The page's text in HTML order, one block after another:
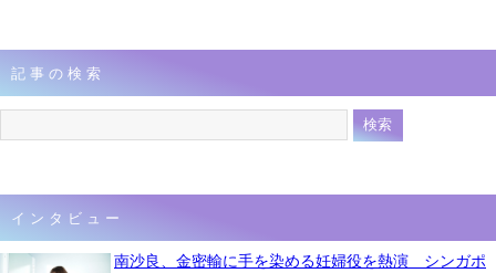
記事の検索
インタビュー
南沙良、金密輸に手を染める妊婦役を熱演 シンガポ